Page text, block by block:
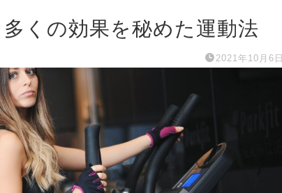
くの効果を秘めた運動法
2021年10月6日